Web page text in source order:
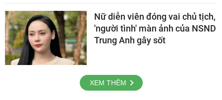
Nữ diễn viên đóng vai chủ tịch,
'người tình' màn ảnh của NSND
Trung Anh gây sốt
XEM THÊM